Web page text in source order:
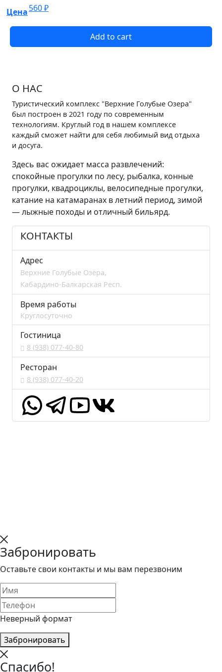
Цена560₽
Add to cart
О НАС
Туристический комплекс "Верхние Голубые Озера"
был построен в 2021 году по современным
технологиям. Круглый год в нашем комплексе
каждый сможет найти для себя любимый вид отдыха
и досуга.
Здесь вас ожидает масса развлечений:
спокойные прогулки по лесу, рыбалка, конные
прогулки, квадроциклы, велосипедные прогулки,
катание на катамаранах в летний период, зимой
— лыжные походы и отличный бильярд.
КОНТАКТЫ
Адрес
Верхние Голубые Озёра,
Кабардино-Балкарская Респ.
Время работы
Круглосуточно
Гостиница
8 (938) 077-40-80
Ресторан
8 (938) 077-40-20
Забронировать
Оставьте свои контакты и мы вам перезвоним
Неверный формат
Забронировать
Спасибо!